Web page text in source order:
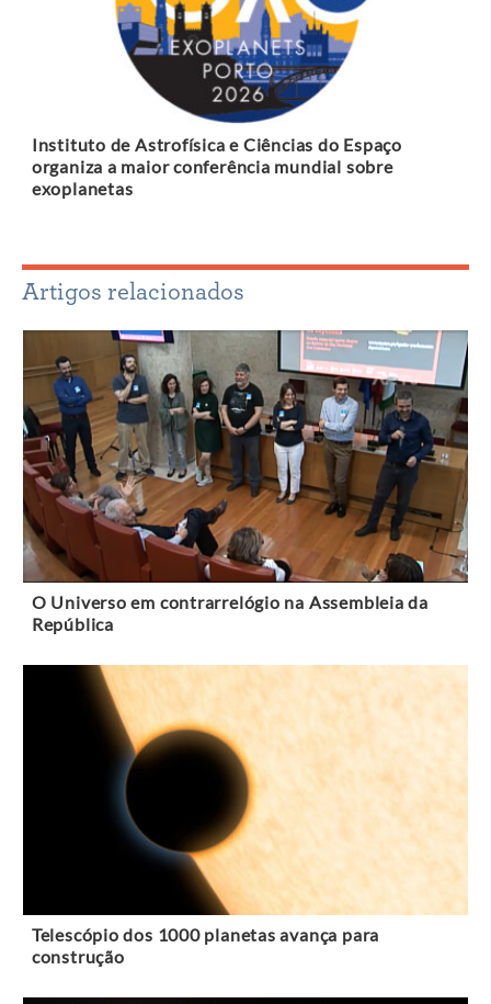
Instituto de Astrofísica e Ciências do Espaço
organiza a maior conferência mundial sobre
exoplanetas
Artigos relacionados
O Universo em contrarrelógio na Assembleia da
República
Telescópio dos 1000 planetas avança para
construção